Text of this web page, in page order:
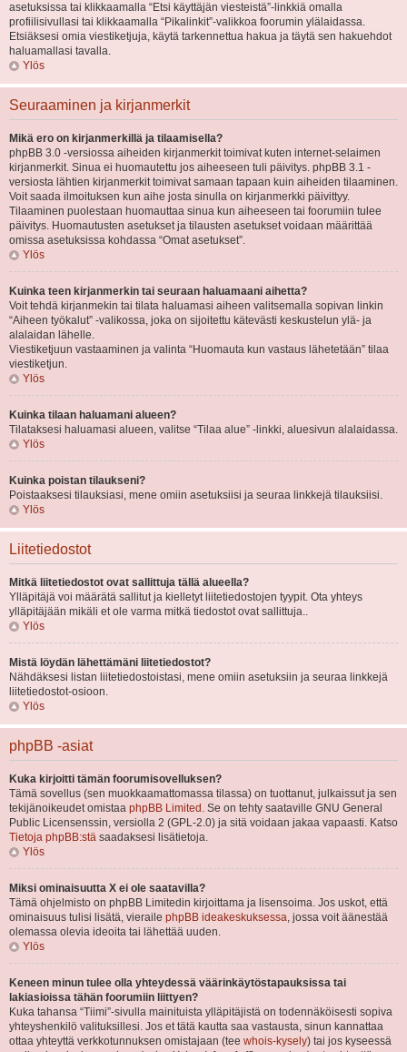
asetuksissa tai klikkaamalla “Etsi käyttäjän viesteistä”-linkkiä omalla
profiilisivullasi tai klikkaamalla “Pikalinkit”-valikkoa foorumin ylälaidassa.
Etsiäksesi omia viestiketjuja, käytä tarkennettua hakua ja täytä sen hakuehdot
haluamallasi tavalla.
Ylös
Seuraaminen ja kirjanmerkit
Mikä ero on kirjanmerkillä ja tilaamisella?
phpBB 3.0 -versiossa aiheiden kirjanmerkit toimivat kuten internet-selaimen
kirjanmerkit. Sinua ei huomautettu jos aiheeseen tuli päivitys. phpBB 3.1 -
versiosta lähtien kirjanmerkit toimivat samaan tapaan kuin aiheiden tilaaminen.
Voit saada ilmoituksen kun aihe josta sinulla on kirjanmerkki päivittyy.
Tilaaminen puolestaan huomauttaa sinua kun aiheeseen tai foorumiin tulee
päivitys. Huomautusten asetukset ja tilausten asetukset voidaan määrittää
omissa asetuksissa kohdassa “Omat asetukset”.
Ylös
Kuinka teen kirjanmerkin tai seuraan haluamaani aihetta?
Voit tehdä kirjanmekin tai tilata haluamasi aiheen valitsemalla sopivan linkin
“Aiheen työkalut” -valikossa, joka on sijoitettu kätevästi keskustelun ylä- ja
alalaidan lähelle.
Viestiketjuun vastaaminen ja valinta “Huomauta kun vastaus lähetetään” tilaa
viestiketjun.
Ylös
Kuinka tilaan haluamani alueen?
Tilataksesi haluamasi alueen, valitse “Tilaa alue” -linkki, aluesivun alalaidassa.
Ylös
Kuinka poistan tilaukseni?
Poistaaksesi tilauksiasi, mene omiin asetuksiisi ja seuraa linkkejä tilauksiisi.
Ylös
Liitetiedostot
Mitkä liitetiedostot ovat sallittuja tällä alueella?
Ylläpitäjä voi määrätä sallitut ja kielletyt liitetiedostojen tyypit. Ota yhteys
ylläpitäjään mikäli et ole varma mitkä tiedostot ovat sallittuja..
Ylös
Mistä löydän lähettämäni liitetiedostot?
Nähdäksesi listan liitetiedostoistasi, mene omiin asetuksiin ja seuraa linkkejä
liitetiedostot-osioon.
Ylös
phpBB -asiat
Kuka kirjoitti tämän foorumisovelluksen?
Tämä sovellus (sen muokkaamattomassa tilassa) on tuottanut, julkaissut ja sen
tekijänoikeudet omistaa phpBB Limited . Se on tehty saataville GNU General
Public Licensenssin, versiolla 2 (GPL-2.0) ja sitä voidaan jakaa vapaasti. Katso
Tietoja phpBB:stä saadaksesi lisätietoja.
Ylös
Miksi ominaisuutta X ei ole saatavilla?
Tämä ohjelmisto on phpBB Limitedin kirjoittama ja lisensoima. Jos uskot, että
ominaisuus tulisi lisätä, vieraile phpBB ideakeskuksessa, jossa voit äänestää
olemassa olevia ideoita tai lähettää uuden.
Ylös
Keneen minun tulee olla yhteydessä väärinkäytöstapauksissa tai
lakiasioissa tähän foorumiin liittyen?
Kuka tahansa “Tiimi”-sivulla mainituista ylläpitäjistä on todennäköisesti sopiva
yhteyshenkilö valituksillesi. Jos et tätä kautta saa vastausta, sinun kannattaa
ottaa yhteyttä verkkotunnuksen omistajaan (tee whois-kysely) tai jos kyseessä